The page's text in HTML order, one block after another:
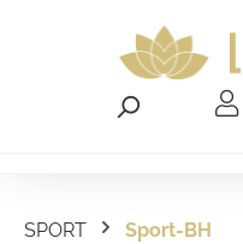
SPORT Sport-BH